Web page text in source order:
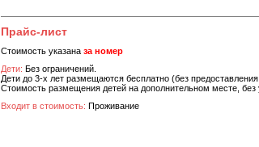
Прайс-лист
Стоимость указана за номер
Дети: Без ограничений.
Дети до 3-х лет размещаются бесплатно (без
Стоимость размещения детей на дополнительном месте, без
Входит в стоимость: Проживание